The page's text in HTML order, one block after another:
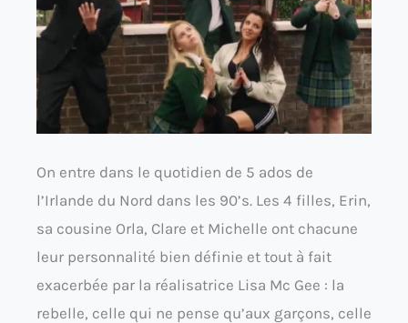
On entre dans le quotidien de 5 ados de
l’Irlande du Nord dans les 90’s. Les 4 filles, Erin,
sa cousine Orla, Clare et Michelle ont chacune
leur personnalité bien définie et tout à fait
exacerbée par la réalisatrice Lisa Mc Gee : la
rebelle, celle qui ne pense qu’aux garçons, celle